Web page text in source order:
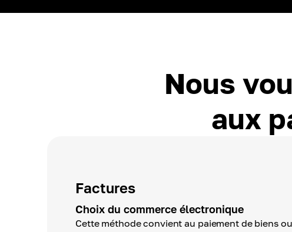
Nous
aux
Factures
Choix du commerce électronique
Cette méthode convient au paiement de biens